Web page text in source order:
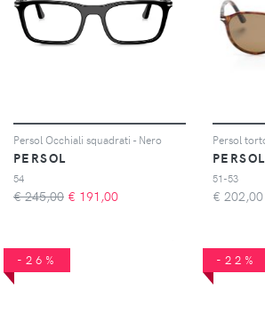
Persol Occhiali squadrati - Nero
PERSOL
54
€ 245,00 € 191,00
PERSOL
51-53
€ 202,00
-26% -22%